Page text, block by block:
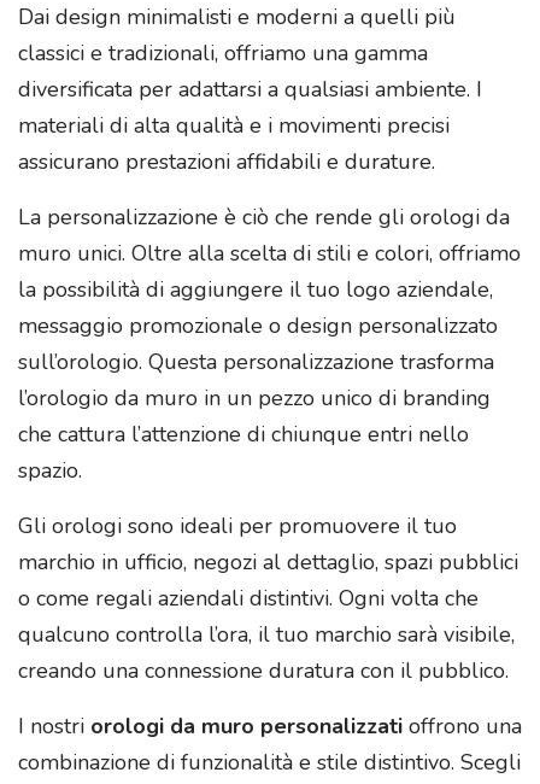
Dai design minimalisti e moderni a quelli più
classici e tradizionali, offriamo una gamma
diversificata per adattarsi a qualsiasi ambiente. I
materiali di alta qualità e i movimenti precisi
assicurano prestazioni affidabili e durature.
La personalizzazione è ciò che rende gli orologi da
muro unici. Oltre alla scelta di stili e colori, offriamo
la possibilità di aggiungere il tuo logo aziendale,
messaggio promozionale o design personalizzato
sull’orologio. Questa personalizzazione trasforma
l’orologio da muro in un pezzo unico di branding
che cattura l’attenzione di chiunque entri nello
spazio.
Gli orologi sono ideali per promuovere il tuo
marchio in ufficio, negozi al dettaglio, spazi pubblici
o come regali aziendali distintivi. Ogni volta che
qualcuno controlla l’ora, il tuo marchio sarà visibile,
creando una connessione duratura con il pubblico.
I nostri orologi da muro personalizzati offrono una
combinazione di funzionalità e stile distintivo. Scegli